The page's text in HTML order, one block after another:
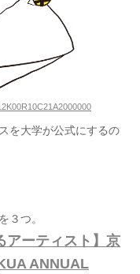
を大学が公式にするの
３つ。
アーティスト】京
ANNUAL